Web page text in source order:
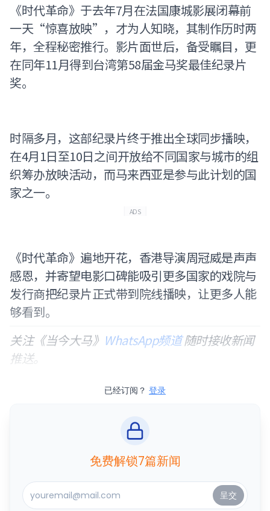
《时代革命》于去年7月在法国康城影展闭幕前
一天“惊喜放映”，才为人知晓，其制作历时两
年，全程秘密推行。影片面世后，备受瞩目，更
在同年11月得到台湾第58届金马奖最佳纪录片
奖。
时隔多月，这部纪录片终于推出全球同步播映，
在4月1日至10日之间开放给不同国家与城市的组
织筹办放映活动，而马来西亚是参与此计划的国
家之一。
ADS
《时代革命》遍地开花，香港导演周冠威是声声
感恩，并寄望电影口碑能吸引更多国家的戏院与
发行商把纪录片正式带到院线播映，让更多人能
够看到。
关注《当今大马》 WhatsApp频道随时接收新闻
推送。
已经订阅？ 登录
免费解锁7篇新闻